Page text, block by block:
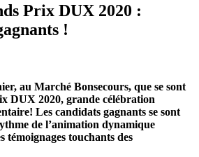
Prix DUX 2020 :
!
au Marché Bonsecours, que se sont
DUX 2020, grande célébration
Les candidats gagnants se sont
de l’animation dynamique
témoignages touchants des